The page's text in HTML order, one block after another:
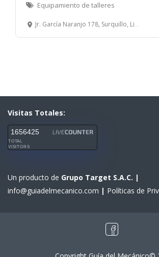
Equipamiento de talleres
Jr. García Naranjo 178, Surquillo, Lima, Perú
Visitas Totales:
1656425
TOTAL
VISITORS
Un producto de Grupo Target S.A.C. |
info@guiadelmecanico.com | Políticas de